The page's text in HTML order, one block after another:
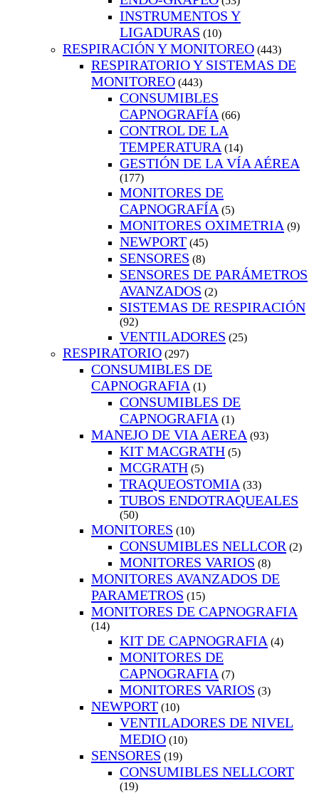
INSTRUMENTOS Y
LIGADURAS (10)
RESPIRACIÓN Y MONITOREO (443)
RESPIRATORIO Y SISTEMAS DE
MONITOREO (443)
CONSUMIBLES
CAPNOGRAFÍA (66)
CONTROL DE LA
TEMPERATURA (14)
GESTIÓN DE LA VÍA AÉREA
(177)
MONITORES DE
CAPNOGRAFÍA (5)
MONITORES OXIMETRIA (9)
NEWPORT (45)
SENSORES (8)
SENSORES DE PARÁMETROS
AVANZADOS (2)
SISTEMAS DE RESPIRACIÓN
(92)
VENTILADORES (25)
RESPIRATORIO (297)
CONSUMIBLES DE
CAPNOGRAFIA (1)
CONSUMIBLES DE
CAPNOGRAFIA (1)
MANEJO DE VIA AEREA (93)
KIT MACGRATH (5)
MCGRATH (5)
TRAQUEOSTOMIA (33)
TUBOS ENDOTRAQUEALES
(50)
MONITORES (10)
CONSUMIBLES NELLCOR (2)
MONITORES VARIOS (8)
MONITORES AVANZADOS DE
PARAMETROS (15)
MONITORES DE CAPNOGRAFIA
(14)
KIT DE CAPNOGRAFIA (4)
MONITORES DE
CAPNOGRAFIA (7)
MONITORES VARIOS (3)
NEWPORT (10)
VENTILADORES DE NIVEL
MEDIO (10)
SENSORES (19)
CONSUMIBLES NELLCORT
(19)